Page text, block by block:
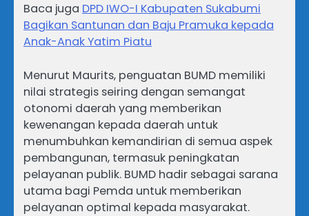
Baca juga DPD IWO-I Kabupaten Sukabumi
Bagikan Santunan dan Baju Pramuka kepada
Anak-Anak Yatim Piatu
Menurut Maurits, penguatan BUMD memiliki
nilai strategis seiring dengan semangat
otonomi daerah yang memberikan
kewenangan kepada daerah untuk
menumbuhkan kemandirian di semua aspek
pembangunan, termasuk peningkatan
pelayanan publik. BUMD hadir sebagai sarana
utama bagi Pemda untuk memberikan
pelayanan optimal kepada masyarakat.